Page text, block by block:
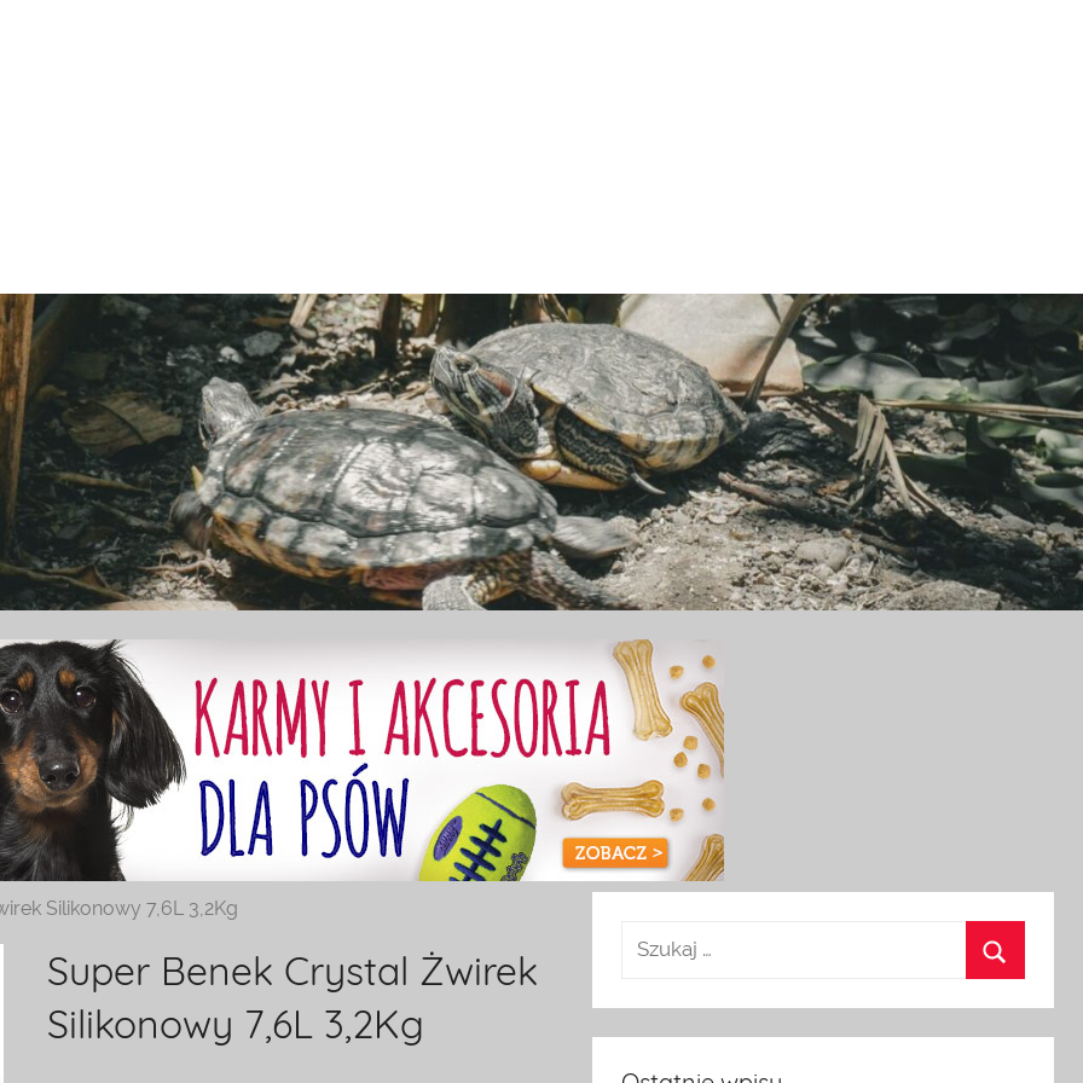
Silikonowy 7,6L 3,2Kg
Super Benek Crystal Żwirek
Silikonowy 7,6L 3,2Kg